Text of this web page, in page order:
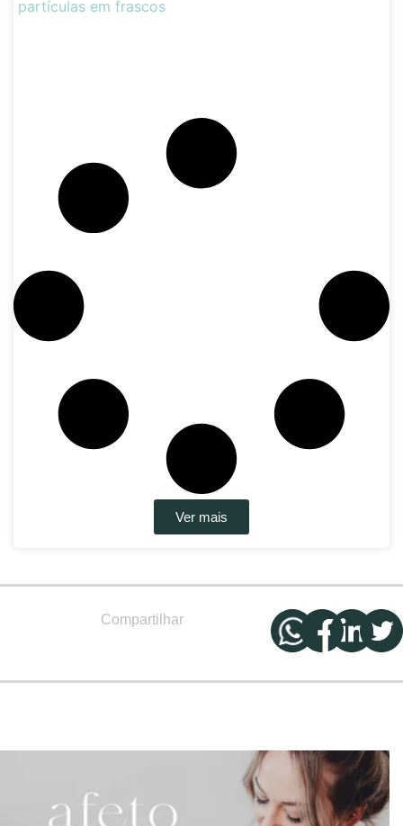
Ver mais
Compartilhar